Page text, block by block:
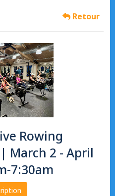
Retour
Rowing
March 2 - April
7:30am